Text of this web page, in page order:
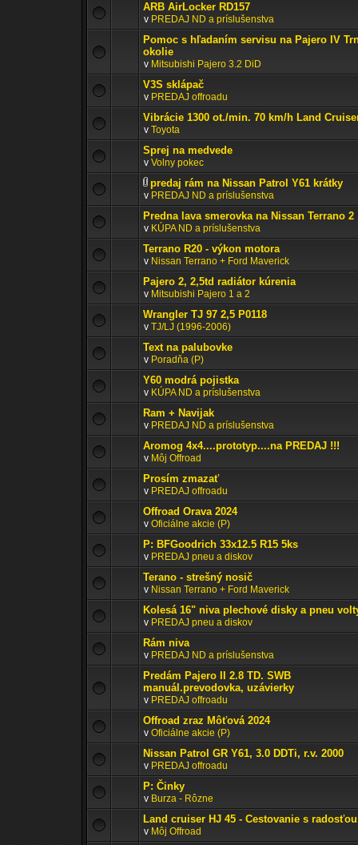
ARB AirLocker RD157
v PREDAJ ND a príslušenstva
Pomoc s hľadaním servisu na Pajero IV
okolie
v Mitsubishi Pajero 3.2 DiD
V3S sklápač
v PREDAJ offroadu
Vibrácie 1300 ot./min. 70 km/h Land
v Toyota
Sprej na medvede
v Volny pokec
predaj rám na Nissan Patrol Y61 krátky
v PREDAJ ND a príslušenstva
Predna lava smerovka na Nissan Terrano 2
v KÚPA ND a príslušenstva
Terrano R20 - výkon motora
v Nissan Terrano + Ford Maverick
Pajero 2, 2,5td radiátor kúrenia
v Mitsubishi Pajero 1 a 2
Wrangler TJ 97 2,5 P0118
v TJ/LJ (1996-2006)
Text na palubovke
v Poradňa (P)
Y60 modrá pojistka
v KÚPA ND a príslušenstva
Ram + Navijak
v PREDAJ ND a príslušenstva
Aromog 4x4....prototyp....na PREDAJ !!!
v Môj Offroad
Prosím zmazať
v PREDAJ offroadu
Offroad Orava 2024
v Oficiálne akcie (P)
P: BFGoodrich 33x12.5 R15 5ks
v PREDAJ pneu a diskov
Terano - strešný nosič
v Nissan Terrano + Ford Maverick
Kolesá 16" niva plechové disky a pneu
v PREDAJ pneu a diskov
Rám niva
v PREDAJ ND a príslušenstva
Predám Pajero II 2.8 TD. SWB
manuál.prevodovka, uzávierky
v PREDAJ offroadu
Offroad zraz Môťová 2024
v Oficiálne akcie (P)
Nissan Patrol GR Y61, 3.0 DDTi, r.v. 2000
v PREDAJ offroadu
P: Činky
v Burza - Rôzne
Land cruiser HJ 45 - Cestovanie s
v Môj Offroad